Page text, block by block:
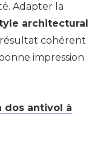
Adapter la
architectural
cohérent
impression
dos antivol à